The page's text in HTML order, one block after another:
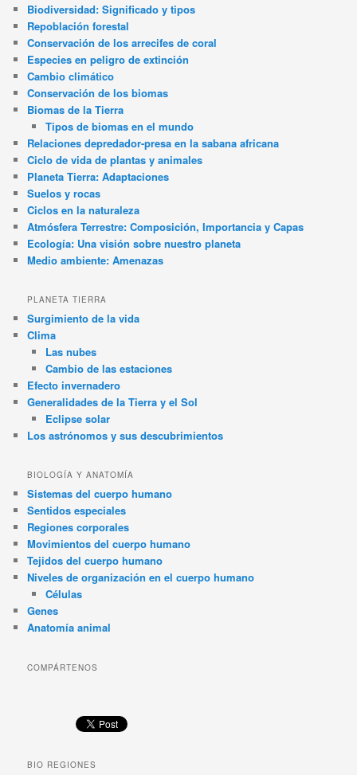
Biodiversidad: Significado y tipos
Repoblación forestal
Conservación de los arrecifes de coral
Especies en peligro de extinción
Cambio climático
Conservación de los biomas
Biomas de la Tierra
Tipos de biomas en el mundo
Relaciones depredador-presa en la sabana africana
Ciclo de vida de plantas y animales
Planeta Tierra: Adaptaciones
Suelos y rocas
Ciclos en la naturaleza
Atmósfera Terrestre: Composición, Importancia y Capas
Ecología: Una visión sobre nuestro planeta
Medio ambiente: Amenazas
PLANETA TIERRA
Surgimiento de la vida
Clima
Las nubes
Cambio de las estaciones
Efecto invernadero
Generalidades de la Tierra y el Sol
Eclipse solar
Los astrónomos y sus descubrimientos
BIOLOGÍA Y ANATOMÍA
Sistemas del cuerpo humano
Sentidos especiales
Regiones corporales
Movimientos del cuerpo humano
Tejidos del cuerpo humano
Niveles de organización en el cuerpo humano
Células
Genes
Anatomía animal
COMPÁRTENOS
BIO REGIONES